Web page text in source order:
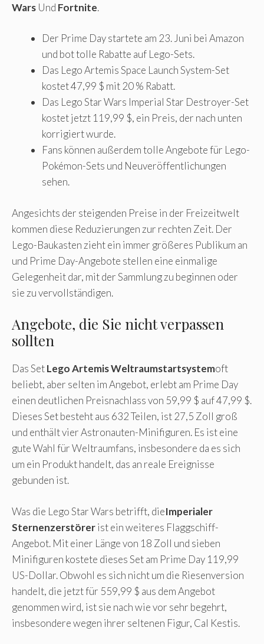
Wars Und Fortnite.
Der Prime Day startete am 23. Juni bei Amazon
und bot tolle Rabatte auf Lego-Sets.
Das Lego Artemis Space Launch System-Set
kostet 47,99 $ mit 20 % Rabatt.
Das Lego Star Wars Imperial Star Destroyer-Set
kostet jetzt 119,99 $, ein Preis, der nach unten
korrigiert wurde.
Fans können außerdem tolle Angebote für Lego-
Pokémon-Sets und Neuveröffentlichungen
sehen.
Angesichts der steigenden Preise in der Freizeitwelt
kommen diese Reduzierungen zur rechten Zeit. Der
Lego-Baukasten zieht ein immer größeres Publikum an
und Prime Day-Angebote stellen eine einmalige
Gelegenheit dar, mit der Sammlung zu beginnen oder
sie zu vervollständigen.
Angebote, die Sie nicht verpassen
sollten
Das SetLego Artemis Weltraumstartsystemoft
beliebt, aber selten im Angebot, erlebt am Prime Day
einen deutlichen Preisnachlass von 59,99 $ auf 47,99 $.
Dieses Set besteht aus 632 Teilen, ist 27,5 Zoll groß
und enthält vier Astronauten-Minifiguren. Es ist eine
gute Wahl für Weltraumfans, insbesondere da es sich
um ein Produkt handelt, das an reale Ereignisse
gebunden ist.
Was die Lego Star Wars betrifft, dieImperialer
Sternenzerstörerist ein weiteres Flaggschiff-
Angebot. Mit einer Länge von 18 Zoll und sieben
Minifiguren kostete dieses Set am Prime Day 119,99
US-Dollar. Obwohl es sich nicht um die Riesenversion
handelt, die jetzt für 559,99 $ aus dem Angebot
genommen wird, ist sie nach wie vor sehr begehrt,
insbesondere wegen ihrer seltenen Figur, Cal Kestis.